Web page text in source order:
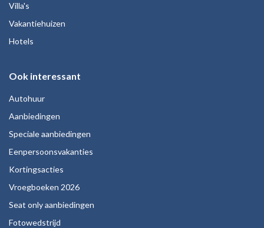
Villa's
Vakantiehuizen
Hotels
Ook interessant
Autohuur
Aanbiedingen
Speciale aanbiedingen
Eenpersoonsvakanties
Kortingsacties
Vroegboeken 2026
Seat only aanbiedingen
Fotowedstrijd